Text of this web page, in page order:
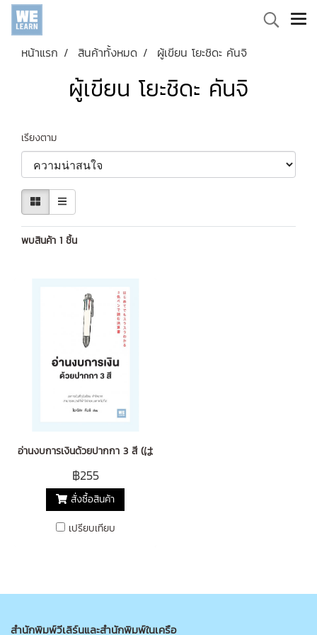
หน้าแรก สินค้าทั้งหมด ผู้เขียน โยะชิดะ คันจิ
ผู้เขียน โยะชิดะ คันจิ
เรียงตาม
พบสินค้า 1 ชิ้น
อ่านงบการเงินด้วยปากกา 3 สี (はじめてでもスラスラわかる 3色ペン
฿255
สั่งซื้อสินค้า
เปรียบเทียบ
สำนักพิมพ์วีเลิร์นและสำนักพิมพ์ในเครือ